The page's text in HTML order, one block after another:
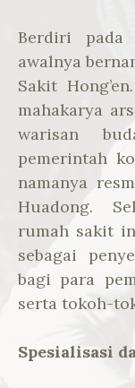
Berdiri pada
awalnya
Sakit
mahakarya
warisan
pemerintah
namanya
Huadong.
rumah sakit
sebagai
bagi para
serta tokoh-
Spesialisasi